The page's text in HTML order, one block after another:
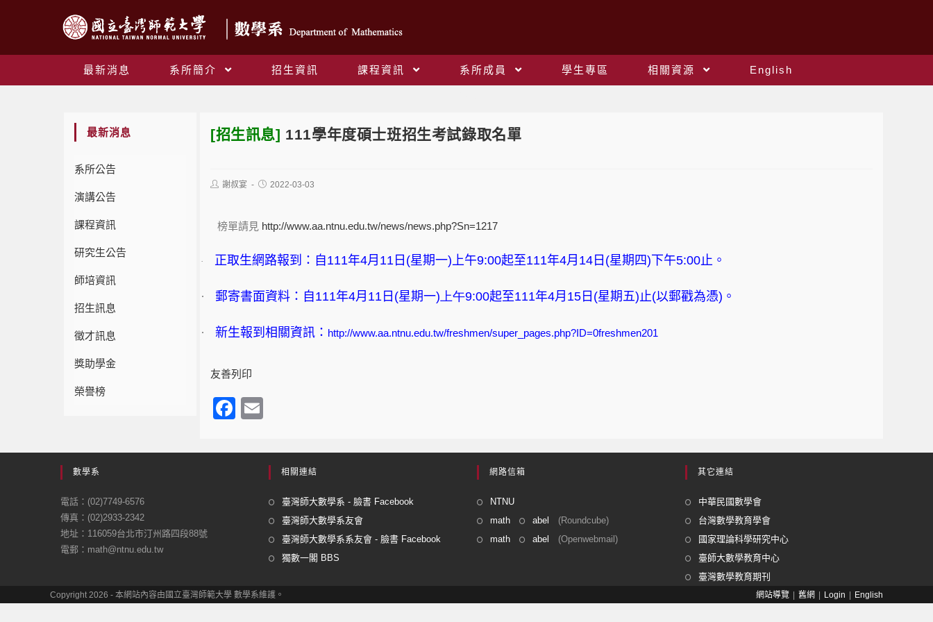
最新消息 系所簡介 招生資訊 課程資訊 系所成員 學生專區 相關資源
English
最新消息
系所公告
演講公告
課程資訊
研究生公告
師培資訊
招生訊息
徵才訊息
獎助學金
榮譽榜
[招生訊息] 111學年度碩士班招生考試錄取名單
謝叔宴 2022-03-03
榜單請見 http://www.aa.ntnu.edu.tw/news/news.php?Sn=1217
· 正取生網路報到：自 111年4月 11 日 (星期一)上午9:00起至111年4月 14 日 (星期四) 下午5:00止。
· 郵寄書面資料：自 111年4月 11 日 (星期一)上午9:00起至111年4月 15 日 (星期五)止(以郵戳為憑) 。
· 新生報到相關資訊： http://www.aa.ntnu.edu.tw/freshmen/super_pages.php?ID=0freshmen201
友善列印
F
c
ail
數學系
電話：(02)7749-6576
傳真：(02)2933-2342
地址：116059台北市汀州路四段88號
電郵：math@ntnu.edu.tw
相關連結
臺灣師大數學系 - 臉書 Facebook
臺灣師大數學系友會
臺灣師大數學系系友會 - 臉書 Facebook
獨數一閣 BBS
網路信箱
NTNU
math
abel
(Roundcube)
math
abel (Openwebmail)
其它連結
中華民國數學會
台灣數學教育學會
國家理論科學研究中心
臺師大數學教育中心
臺灣數學教育期刊
網站導覽 舊網 Login English
Copyright 2026 - 本網站內容由國立臺灣師範大學 數學系維護。